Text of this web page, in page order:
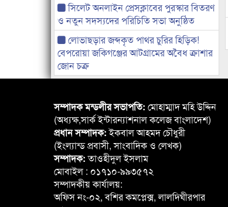
সিলেট অনলাইন প্রেসক্লাবের পুরস্কার বিতরণ
ও নতুন সদস্যদের পরিচিতি সভা অনুষ্ঠিত
লোভাছড়ার জব্দকৃত পাথর চুরির হিড়িক!
বেপরোয়া জকিগঞ্জের আটগ্রামের অবৈধ ক্রাশার
জোন চক্র
সম্পাদক মন্ডলীর সভাপতি: মোহাম্মাদ মহি উদ্দিন
(অধ্যক্ষ,সার্ক ইন্টারন্যাশনাল কলেজ বাংলাদেশ)
প্রধান সম্পাদক:ইকবাল আহমদ চৌধুরী
(ইংল্যান্ড প্রবাসী, সাংবাদিক ও লেখক)
সম্পাদক:তাওহীদুল ইসলাম
মোবাইল : ০১৭১০-৯৯৩৫৭২
সম্পাদকীয় কার্যালয়:
অফিস নং-০২, বশির কমপ্লেক্স, লালদিঘীরপার